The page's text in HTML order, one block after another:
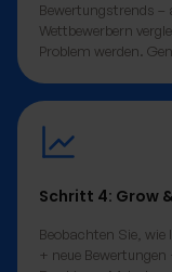
Bewertungstrends –
Wettbewerbern
Problem werden.
Schritt 4: Grow
Beobachten Sie,
+ neue